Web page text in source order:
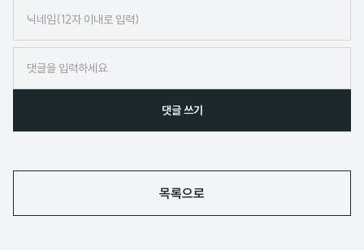
임
댓글 쓰기
목록으로